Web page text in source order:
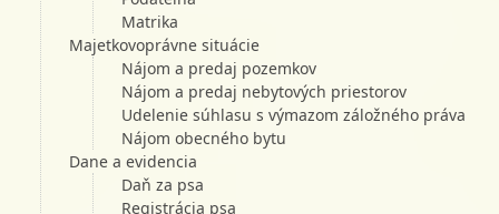
Matrika
Majetkovoprávne situácie
Nájom a predaj pozemkov
Nájom a predaj nebytových priestorov
Udelenie súhlasu s výmazom záložného práva
Nájom obecného bytu
Dane a evidencia
Daň za psa
Registrácia psa